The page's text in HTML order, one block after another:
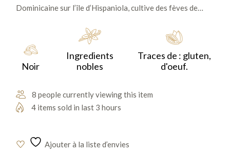
Dominicaine sur l’île d’Hispaniola, cultive des fèves de
soignée et une torréfaction lente, elle révèle des arômes
uniques et authentiques.
Noir
Ingredients
nobles
Traces de : gluten,
d'oeuf.
8 people currently viewing this item
4 items sold in last 3 hours
Ajouter à la liste d’envies